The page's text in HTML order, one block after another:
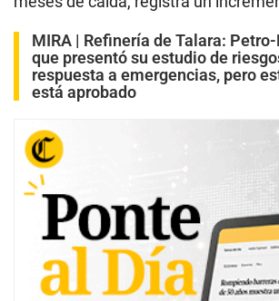
MIRA | Refinería de Talara:
que presentó su estudio de
respuesta a emergencias, pero
está aprobado